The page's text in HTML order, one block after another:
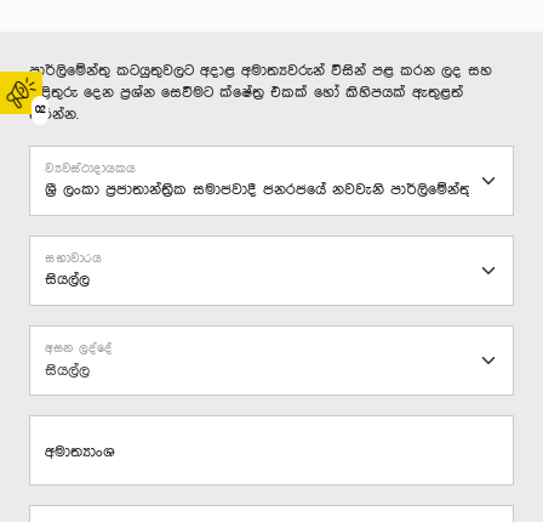
02
පාර්ලිමේන්තු කටයුතුවලට අදාළ අමාත්‍යවරුන් විසින් පළ කරන ලද සහ
පිළිතුරු දෙන ප්‍රශ්න සෙවීමට ක්ෂේත්‍ර එකක් හෝ කිහිපයක් ඇතුළත්
කරන්න.
ව්‍යවස්ථාදායකය
සභාවාරය
සියල්ල
අසන ලද්දේ
අමාත්‍යාංශ